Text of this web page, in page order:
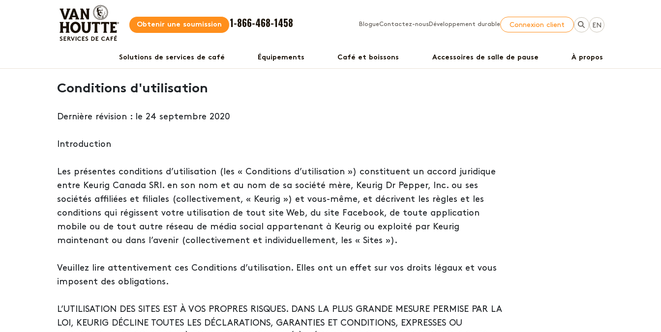
Obtenir une soumission 1-866-468-1458 BlogueContactez-nousDéveloppement durable Connexion client EN
Solutions de services de café Équipements Café et boissons Accessoires de salle de pause À propos
Conditions d'utilisation
Dernière révision : le 24 septembre 2020
Introduction
Les présentes conditions d’utilisation (les « Conditions d’utilisation ») constituent un accord juridique
entre Keurig Canada SRI. en son nom et au nom de sa société mère, Keurig Dr Pepper, Inc. ou ses
sociétés affiliées et filiales (collectivement, « Keurig ») et vous-même, et décrivent les règles et les
conditions qui régissent votre utilisation de tout site Web, du site Facebook, de toute application
mobile ou de tout autre réseau de média social appartenant à Keurig ou exploité par Keurig
maintenant ou dans l’avenir (collectivement et individuellement, les « Sites »).
Veuillez lire attentivement ces Conditions d’utilisation. Elles ont un effet sur vos droits légaux et vous
imposent des obligations.
L’UTILISATION DES SITES EST À VOS PROPRES RISQUES. DANS LA PLUS GRANDE MESURE PERMISE PAR LA
LOI, KEURIG DÉCLINE TOUTES LES DÉCLARATIONS, GARANTIES ET CONDITIONS, EXPRESSES OU